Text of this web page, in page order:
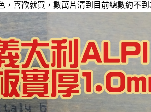
，喜歡就買，數萬片清到目前總數約不